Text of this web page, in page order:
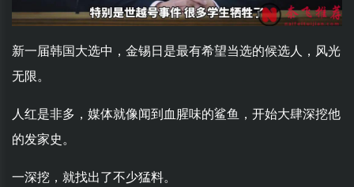
新一届韩国大选中，金锡日是最有希望当选的候选人，风光
无限。
人红是非多，媒体就像闻到血腥味的鲨鱼，开始大肆深挖他
的发家史。
一深挖，就找出了不少猛料。